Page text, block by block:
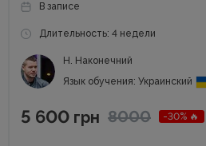
В записе
Длительность: 4 недели
Н. Наконечний
Язык обучения: Украинский
5 600 грн 8000 -30% 🔥